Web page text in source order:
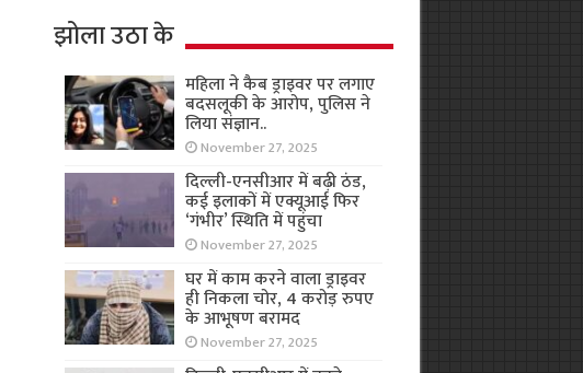
झोला उठा के
महिला ने कैब ड्राइवर पर लगाए
बदसलूकी के आरोप, पुलिस ने
लिया संज्ञान..
November 27, 2025
दिल्ली-एनसीआर में बढ़ी ठंड,
कई इलाकों में एक्यूआई फिर
‘गंभीर’ स्थिति में पहुंचा
November 27, 2025
घर में काम करने वाला ड्राइवर
ही निकला चोर, 4 करोड़ रुपए
के आभूषण बरामद
November 27, 2025